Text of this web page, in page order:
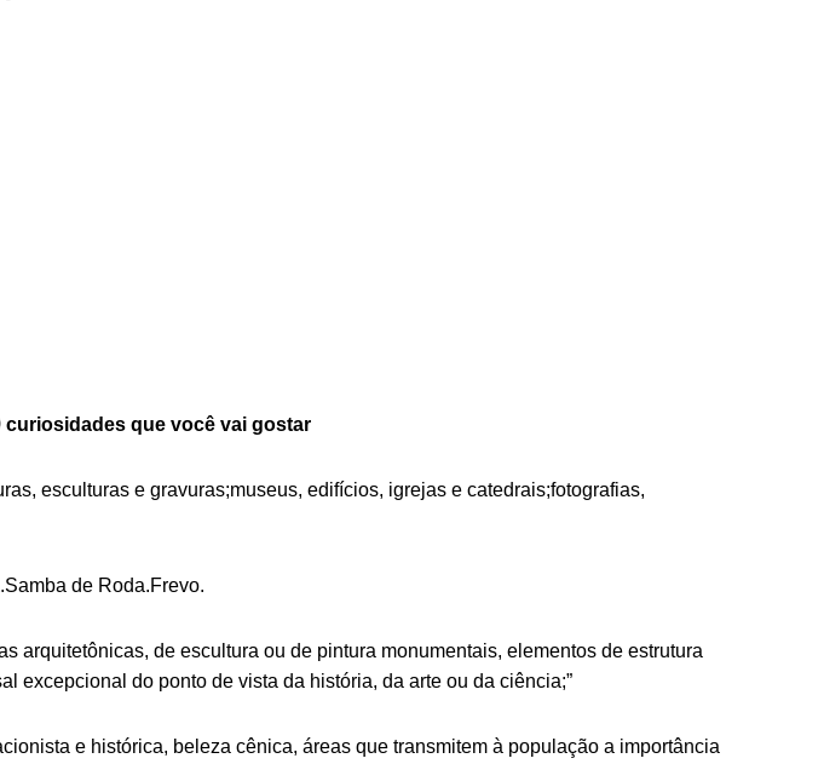
curiosidades que você vai gostar
esculturas e gravuras;museus, edifícios, igrejas e catedrais;fotografias,
de Roda.Frevo.
arquitetônicas, de escultura ou de pintura monumentais, elementos de estrutura
excepcional do ponto de vista da história, da arte ou da ciência;”
e histórica, beleza cênica, áreas que transmitem à população a importância